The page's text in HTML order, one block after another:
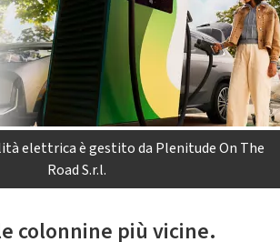
elettrica è gestito da Plenitude On The
Road S.r.l.
colonnine più vicine.